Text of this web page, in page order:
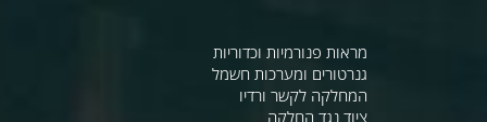
מראות פנורמיות וכדוריות
גנרטורים ומערכות חשמל
המחלקה לקשר ורדיו
ציוד נגד החלקה